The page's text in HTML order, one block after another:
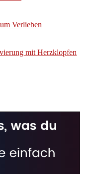
Verlieben
mit Herzklopfen